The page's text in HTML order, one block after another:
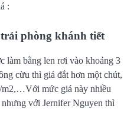
:
phòng khánh tiết
làm bằng len rơi vào khoảng 3
cừu thì giá đắt hơn một chút,
m2,…Với mức giá này nhiều
với Jernifer Nguyen thì